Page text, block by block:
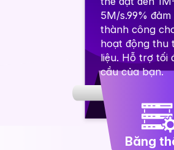
5M/s.99%
thành công
hoạt động thu
liệu. Hỗ trợ tối
cầu của bạn.
Băng